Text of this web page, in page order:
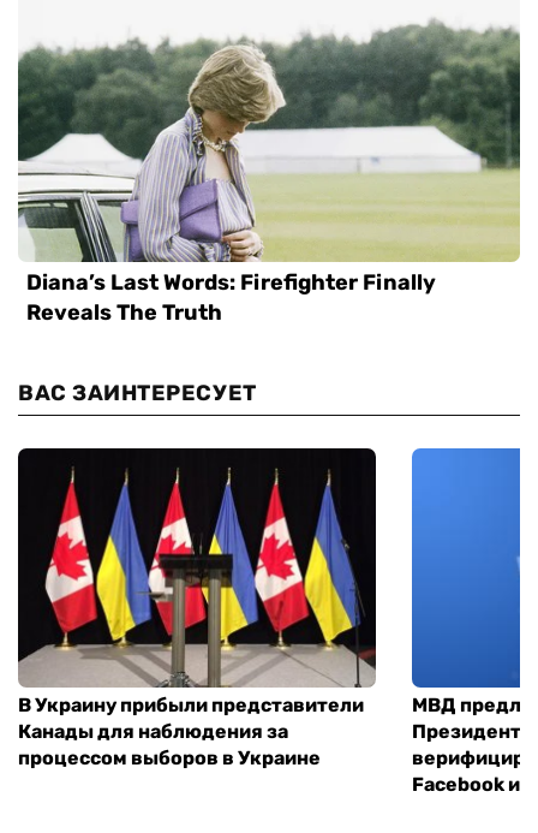
ВАС ЗАИНТЕРЕСУЕТ
В Украину прибыли представители
Канады для наблюдения за
процессом выборов в Украине
МВД
Facebook и